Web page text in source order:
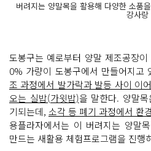
버려지는 양말목을 활용해 다양한 소품
강사랑
도봉구는 예로부터 양말 제조공장
0% 가량이 도봉구에서 만들어지고
조 과정에서 발가락과 발등 사이 이
오는 실밥(가윗밥)을 말한다. 양말
기되는데, 소각 등 폐기 과정에서 환
용플라자에서는 이 버려지는 양말
만드는 새활용 체험프로그램을 진행